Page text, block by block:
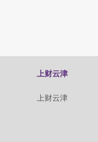
上财云津
上财云津